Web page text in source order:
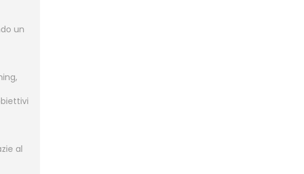
un
al